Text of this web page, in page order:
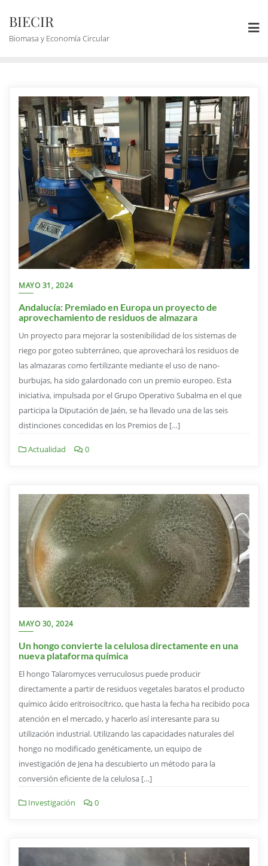
BIECIR
Biomasa y Economía Circular
MAYO 31, 2024
Andalucía: Premiado en Europa un proyecto de
aprovechamiento de residuos de almazara
Un proyecto para mejorar la sostenibilidad de los sistemas de
riego por goteo subterráneo, que aprovechará los residuos de
las almazaras como fertilizante mediante el uso de nano-
burbujas, ha sido galardonado con un premio europeo. Esta
iniciativa, impulsada por el Grupo Operativo Subalma en el que
participa la Diputación de Jaén, se ha llevado una de las seis
distinciones concedidas en los Premios de […]
Actualidad 0
MAYO 30, 2024
Un hongo convierte la celulosa directamente en una
nueva plataforma química
El hongo Talaromyces verruculosus puede producir
directamente a partir de residuos vegetales baratos el producto
químico ácido eritroisocítrico, que hasta la fecha ha recibido poca
atención en el mercado, y hacerlo así interesante para su
utilización industrial. Utilizando las capacidades naturales del
hongo no modificado genéticamente, un equipo de
investigación de Jena ha descubierto un método para la
conversión eficiente de la celulosa […]
Investigación 0